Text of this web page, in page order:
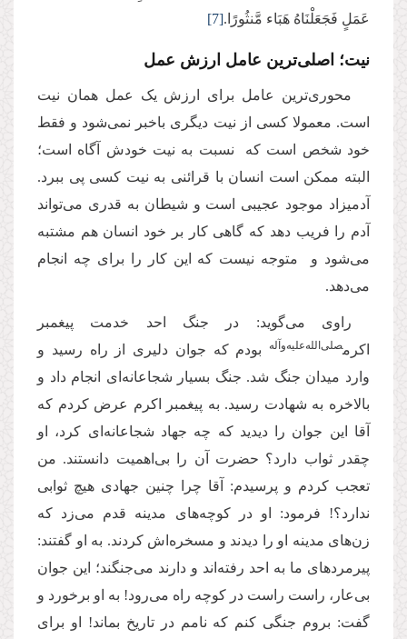
عَمَلٍ فَجَعَلْنَاهُ هَبَاء مَّنثُورًا.[7]
نیت؛ اصلی‌‌ترین عامل ارزش عمل
محوری‌ترین عامل برای ارزش یک عمل همان نیت
است. معمولا کسی از نیت دیگری باخبر نمی‌شود و فقط
خود شخص است که نسبت به نیت خودش آگاه است؛
البته ممکن است انسان با قرائنی به نیت کسی پی ببرد.
آدمیزاد موجود عجیبی است و شیطان به قدری می‌تواند
آدم را فریب دهد که گاهی کار بر خود انسان هم مشتبه
می‌شود و متوجه نیست که این کار را برای چه انجام
می‌دهد.
راوی می‌گوید: در جنگ احد خدمت پیغمبر
اکرمصلی‌الله‌علیه‌و‌آله
بودم که جوان دلیری از راه رسید و
وارد میدان جنگ شد. جنگ بسیار شجاعانه‌ای انجام داد و
بالاخره به شهادت رسید. به پیغمبر اکرم عرض کردم که
آقا این جوان را دیدید که چه جهاد شجاعانه‌ای کرد، او
چقدر ثواب دارد؟ حضرت آن را بی‌اهمیت دانستند. من
تعجب کردم و پرسیدم: آقا چرا چنین جهادی هیچ ثوابی
ندارد؟! فرمود: او در کوچه‌های مدینه قدم می‌زد که
زن‌های مدینه او را دیدند و مسخره‌اش کردند. به او گفتند:
پیرمردهای ما به احد رفته‌اند و دارند می‌جنگند؛ این جوان
بی‌عار، راست راست در کوچه راه می‌رود! به او برخورد و
گفت: بروم جنگی کنم که نامم در تاریخ بماند! او برای